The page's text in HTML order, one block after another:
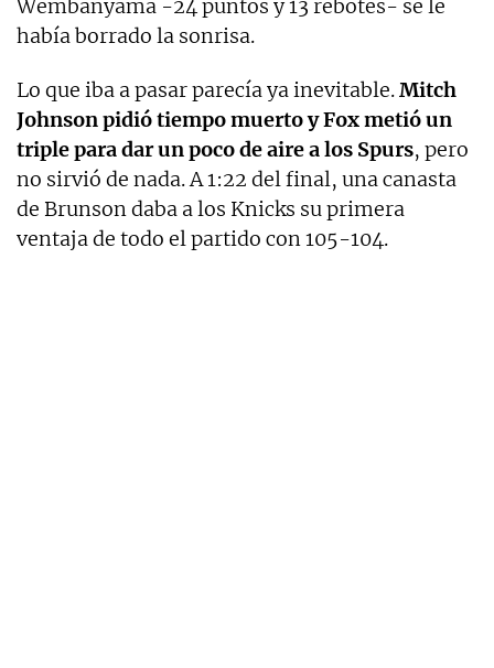
Wembanyama -24 puntos y 13 rebotes- se le
había borrado la sonrisa.
Lo que iba a pasar parecía ya inevitable.Mitch
Johnson pidió tiempo muerto y Fox metió un
triple para dar un poco de aire a los Spurs, pero
no sirvió de nada. A 1:22 del final, una canasta
de Brunson daba a los Knicks su primera
ventaja de todo el partido con 105-104.